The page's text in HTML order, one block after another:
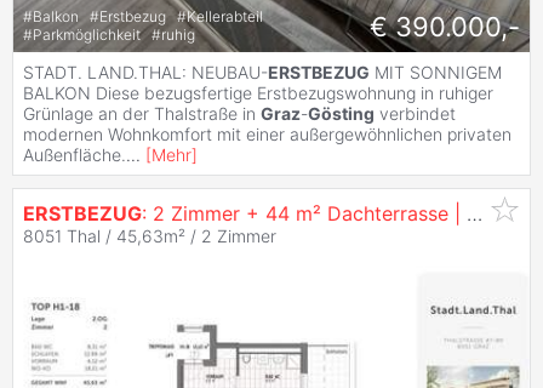
#Balkon #Erstbezug #Kellerabteil
#Parkmöglichkeit #ruhig € 390.000,-
STADT. LAND.THAL: NEUBAU-ERSTBEZUG MIT SONNIGEM
BALKON Diese bezugsfertige Erstbezugswohnung in ruhiger
Grünlage an der Thalstraße in Graz-Gösting verbindet
modernen Wohnkomfort mit einer außergewöhnlichen privaten
Außenfläche.... [Mehr]
ERSTBEZUG: 2 Zimmer + 44 m² Dachterrasse | Graz-
8051 Thal / 45,63m² / 2 Zimmer